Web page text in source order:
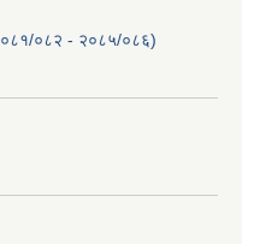
(२०८१/०८२ - २०८५/०८६)